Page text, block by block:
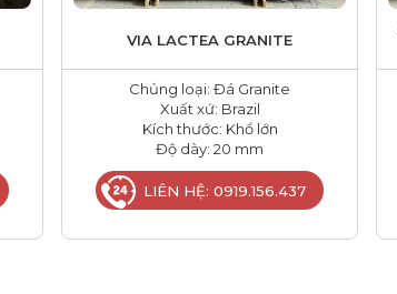
VIA LACTEA GRANITE
Chủng loại: Đá Granite
Xuất xứ: Brazil
Kích thước: Khổ lớn
Độ dày: 20 mm
LIÊN HỆ: 0919.156.437